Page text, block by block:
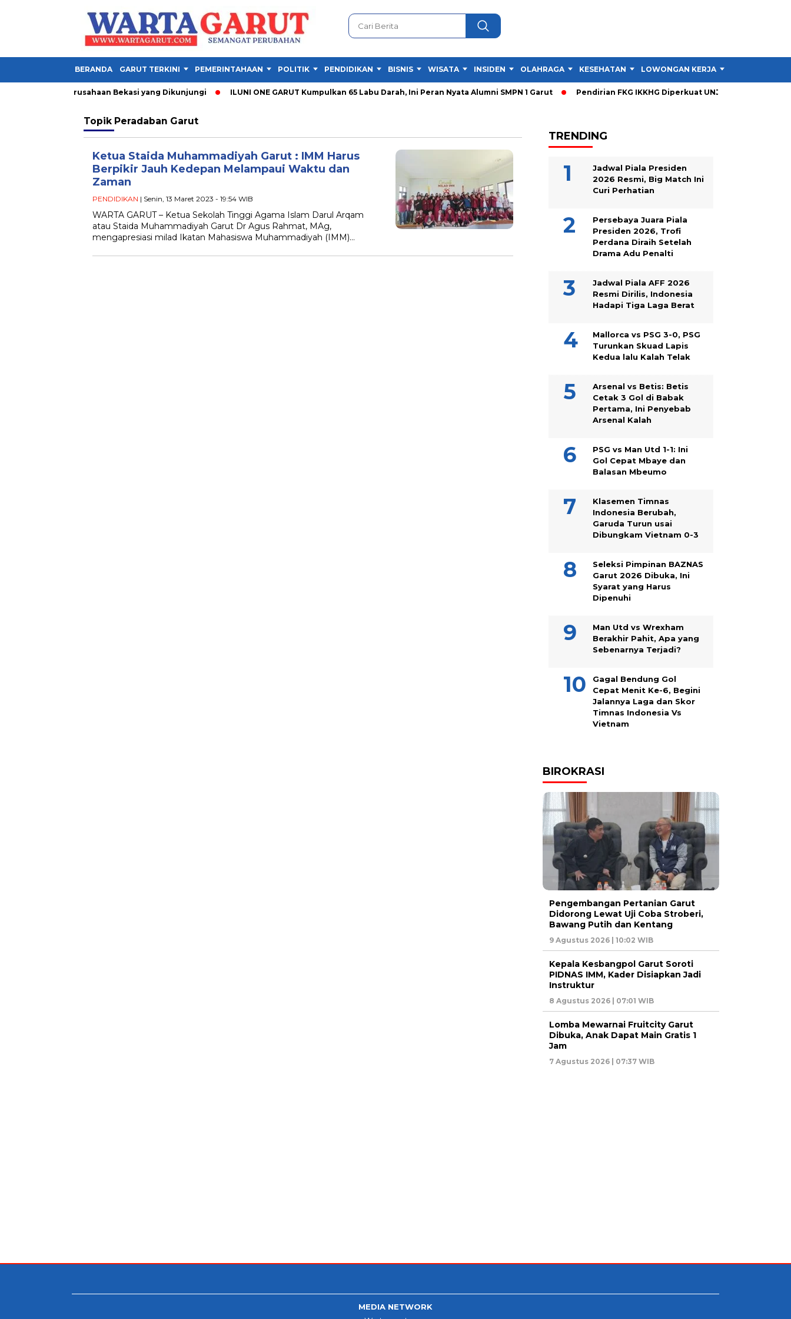
BERANDA GARUT TERKINI PEMERINTAHAAN POLITIK PENDIDIKAN BISNIS WISATA INSIDEN OLAHRAGA KESEHATAN LOWONGAN KERJA
Garut, Ini 3 Perusahaan Bekasi yang Dikunjungi ILUNI ONE GARUT Kumpulkan 65 Labu Darah, Ini Peran Nyata Alumni SMPN 1 Garut Pendirian FKG IKKHG Diperkuat UNJANI, Ini Langkah
Topik Peradaban Garut
Ketua Staida Muhammadiyah Garut : IMM Harus
Berpikir Jauh Kedepan Melampaui Waktu dan
Zaman
PENDIDIKAN | Senin, 13 Maret 2023 - 19:54 WIB
WARTA GARUT – Ketua Sekolah Tinggi Agama Islam Darul Arqam
atau Staida Muhammadiyah Garut Dr Agus Rahmat, MAg,
mengapresiasi milad Ikatan Mahasiswa Muhammadiyah (IMM)…
TRENDING
Jadwal Piala Presiden
2026 Resmi, Big Match Ini
Curi Perhatian
Persebaya Juara Piala
Presiden 2026, Trofi
Perdana Diraih Setelah
Drama Adu Penalti
Jadwal Piala AFF 2026
Resmi Dirilis, Indonesia
Hadapi Tiga Laga Berat
Mallorca vs PSG 3-0, PSG
Turunkan Skuad Lapis
Kedua lalu Kalah Telak
Arsenal vs Betis: Betis
Cetak 3 Gol di Babak
Pertama, Ini Penyebab
Arsenal Kalah
PSG vs Man Utd 1-1: Ini
Gol Cepat Mbaye dan
Balasan Mbeumo
Klasemen Timnas
Indonesia Berubah,
Garuda Turun usai
Dibungkam Vietnam 0-3
Seleksi Pimpinan BAZNAS
Garut 2026 Dibuka, Ini
Syarat yang Harus
Dipenuhi
Man Utd vs Wrexham
Berakhir Pahit, Apa yang
Sebenarnya Terjadi?
Gagal Bendung Gol
Cepat Menit Ke-6, Begini
Jalannya Laga dan Skor
Timnas Indonesia Vs
Vietnam
BIROKRASI
Pengembangan Pertanian Garut
Didorong Lewat Uji Coba Stroberi,
Bawang Putih dan Kentang
9 Agustus 2026 | 10:02 WIB
Kepala Kesbangpol Garut Soroti
PIDNAS IMM, Kader Disiapkan Jadi
Instruktur
8 Agustus 2026 | 07:01 WIB
Lomba Mewarnai Fruitcity Garut
Dibuka, Anak Dapat Main Gratis 1
Jam
7 Agustus 2026 | 07:37 WIB
MEDIA NETWORK